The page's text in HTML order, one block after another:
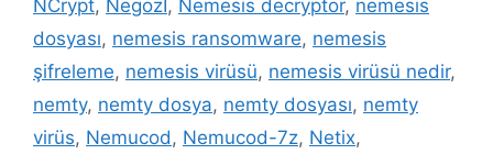
NCrypt, NegozI, Nemesis decryptor, nemesis
dosyası, nemesis ransomware, nemesis
şifreleme, nemesis virüsü, nemesis virüsü nedir,
nemty, nemty dosya, nemty dosyası, nemty
virüs, Nemucod, Nemucod-7z, Netix,